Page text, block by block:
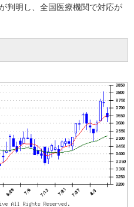
判明し、全国医療機関で対応が